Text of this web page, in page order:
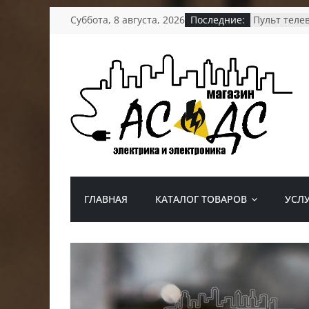
Перейти
Суббота, 8 августа, 2026 Последние:
Пульт
батарее
Уличный
АС/
ДС.
Электрика
и
электроника
Магазин
ГЛАВНАЯ КАТАЛОГ ТОВАРОВ